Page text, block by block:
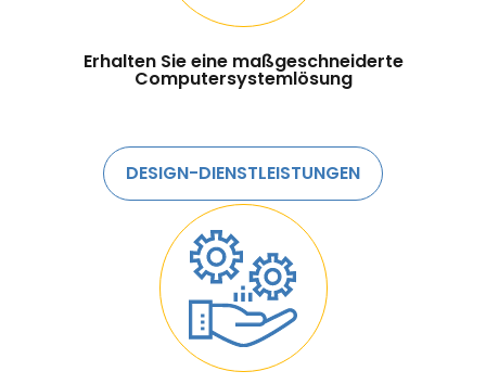
Erhalten Sie eine maßgeschneiderte
Computersystemlösung
DESIGN-DIENSTLEISTUNGEN